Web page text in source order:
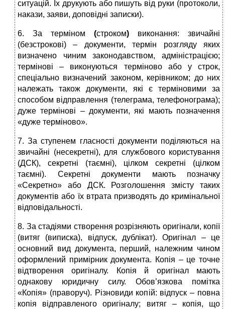
ситуацій. Їх друкують або пишуть від руки (протоколи,
накази, заяви, доповідні записки).
6. За терміном (строком) виконання: звичайні
(безстрокові) – документи, термін розгляду яких
визначено чиним законодавством, адміністрацією;
термінові – виконуються терміново або у строк,
спеціально визначений законом, керівником; до них
належать також документи, які є терміновими за
способом відправлення (телеграма, телефонограма);
дуже термінові – документи, які мають позначення
«дуже терміново».
7. За ступенем гласності документи поділяються на
звичайні (несекретні), для службового користування
(ДСК), секретні (таємні), цілком секретні (цілком
таємні). Секретні документи мають позначку
«Секретно» або ДСК. Розголошення змісту таких
документів або їх втрата призводять до кримінальної
відповідальності.
8. За стадіями створення розрізняють оригінали, копії
(витяг (виписка), відпуск, дублікат). Оригінал – це
основний вид документа, перший, належним чином
оформлений примірник документа. Копія – це точне
відтворення оригіналу. Копія й оригінал мають
однакову юридичну силу. Обов’язкова помітка
«Копія» (праворуч). Різновиди копій: відпуск – повна
копія відправленого оригіналу; витяг – копія, що